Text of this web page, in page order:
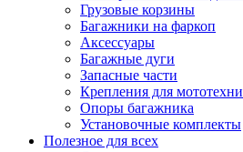
Грузовые корзины
Багажники на фаркоп
Аксессуары
Багажные дуги
Запасные части
Крепления для
Опоры багажника
Установочные комплекты
Полезное для всех